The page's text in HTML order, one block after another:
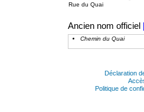
Rue du Quai
Ancien nom officiel
Chemin du Quai
Déclaration
Politique de